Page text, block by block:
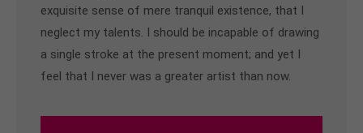
exquisite sense of mere tranquil existence, that I
neglect my talents. I should be incapable of drawing
a single stroke at the present moment; and yet I
feel that I never was a greater artist than now.